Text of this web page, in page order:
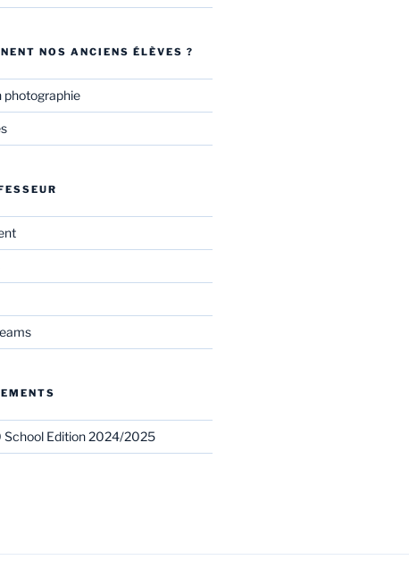
NOS ANCIENS ÉLÈVES ?
photographie
School Edition 2024/2025